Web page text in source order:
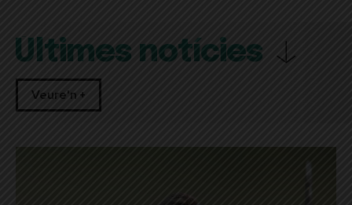
Últimes notícies
Veure'n +